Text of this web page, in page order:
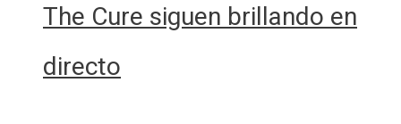
The Cure siguen brillando en
directo